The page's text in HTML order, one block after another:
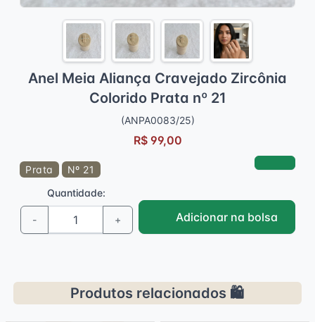
Anel Meia Aliança Cravejado Zircônia
Colorido Prata nº 21
(ANPA0083/25)
R$ 99,00
Prata
Nº 21
Quantidade:
- + Adicionar na bolsa
Produtos relacionados 🛍️